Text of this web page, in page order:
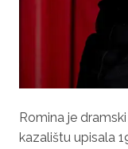
Romina je
kazalištu upisala